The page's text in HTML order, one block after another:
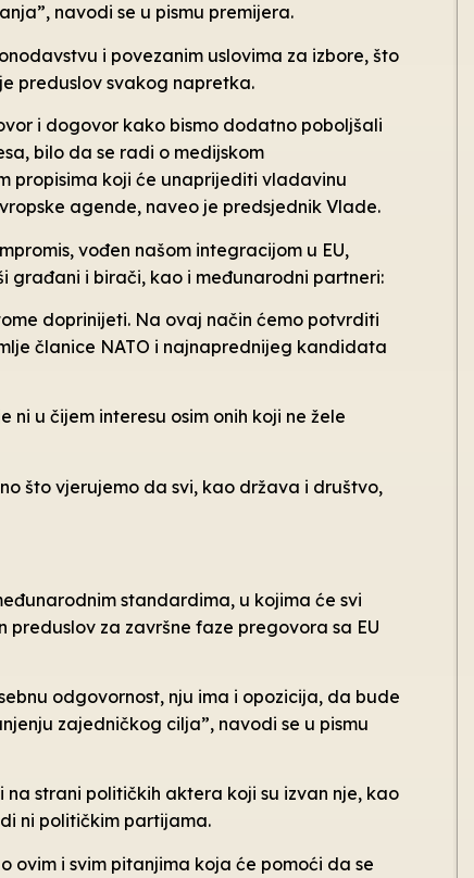
navodi se u pismu premijera.
i povezanim uslovima za izbore, što
preduslov svakog napretka.
i dogovor kako bismo dodatno poboljšali
bilo da se radi o medijskom
propisima koji će unaprijediti vladavinu
agende, naveo je predsjednik Vlade.
vođen našom integracijom u EU,
građani i birači, kao i međunarodni partneri:
doprinijeti. Na ovaj način ćemo potvrditi
članice NATO i najnaprednijeg kandidata
u čijem interesu osim onih koji ne žele
što vjerujemo da svi, kao država i društvo,
standardima, u kojima će svi
za završne faze pregovora sa EU
odgovornost, nju ima i opozicija, da bude
zajedničkog cilja”, navodi se u pismu
strani političkih aktera koji su izvan nje, kao
ni političkim partijama.
ovim i svim pitanjima koja će pomoći da se